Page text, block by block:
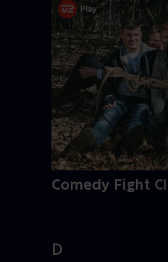
Comedy Fight
D